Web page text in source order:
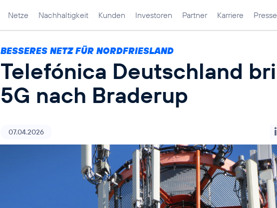
Netze Nachhaltigkeit Kunden Investoren Partner Karriere Presse
BESSERES NETZ FÜR NORDFRIESLAND
Telefónica Deutschland
5G nach Braderup
07.04.2026